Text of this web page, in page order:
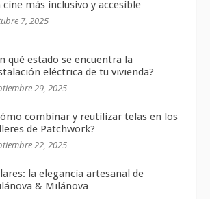
cine más inclusivo y accesible
7, 2025
qué estado se encuentra la
eléctrica de tu vivienda?
29, 2025
combinar y reutilizar telas en los
de Patchwork?
22, 2025
la elegancia artesanal de
& Milánova